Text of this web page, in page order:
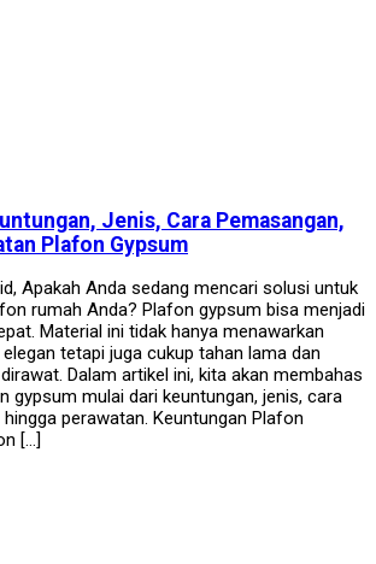
Jenis, Cara Pemasangan,
Plafon Gypsum
Apakah Anda sedang mencari solusi untuk
rumah Anda? Plafon gypsum bisa menjadi
Material ini tidak hanya menawarkan
tetapi juga cukup tahan lama dan
Dalam artikel ini, kita akan membahas
gypsum mulai dari keuntungan, jenis, cara
perawatan. Keuntungan Plafon
[…]